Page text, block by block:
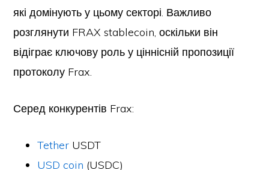
які домінують у цьому секторі. Важливо
розглянути FRAX stablecoin, оскільки він
відіграє ключову роль у ціннісній пропозиції
протоколу Frax.
Серед конкурентів Frax:
Tether USDT
USD coin (USDC)